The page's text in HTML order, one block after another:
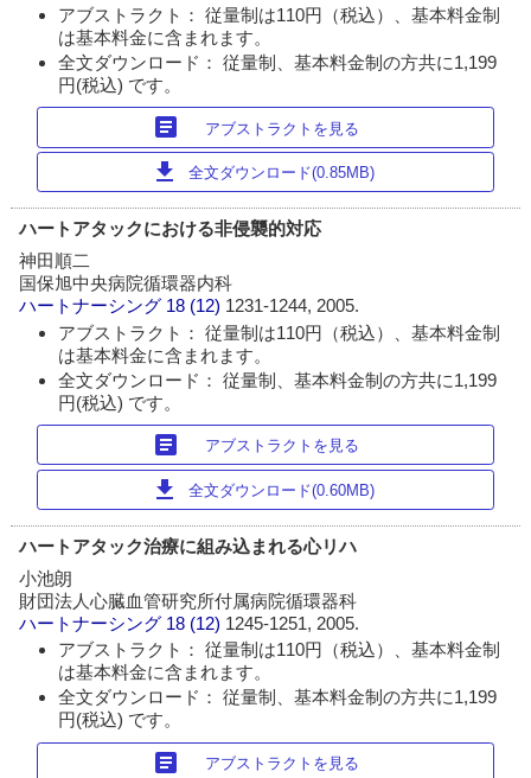
アブストラクト： 従量制は110円（税込）、基本料金制
は基本料金に含まれます。
全文ダウンロード： 従量制、基本料金制の方共に1,199
円(税込) です。
article アブストラクトを見る
download 全文ダウンロード(0.85MB)
ハートアタックにおける非侵襲的対応
神田順二
国保旭中央病院循環器内科
ハートナーシング 18 (12) 1231-1244, 2005.
アブストラクト： 従量制は110円（税込）、基本料金制
は基本料金に含まれます。
全文ダウンロード： 従量制、基本料金制の方共に1,199
円(税込) です。
article アブストラクトを見る
download 全文ダウンロード(0.60MB)
ハートアタック治療に組み込まれる心リハ
小池朗
財団法人心臓血管研究所付属病院循環器科
ハートナーシング 18 (12) 1245-1251, 2005.
アブストラクト： 従量制は110円（税込）、基本料金制
は基本料金に含まれます。
全文ダウンロード： 従量制、基本料金制の方共に1,199
円(税込) です。
article アブストラクトを見る